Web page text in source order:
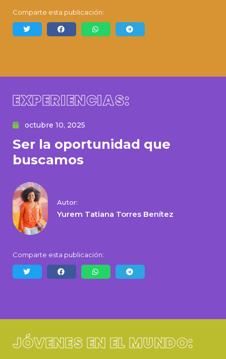
Comparte esta publicación:
EXPERIENCIAS:
octubre 10, 2025
Ser la oportunidad que
buscamos
Autor:
Yurem Tatiana Torres Benítez
Comparte esta publicación:
JÓVENES EN EL MUNDO: